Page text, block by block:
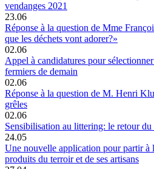
vendanges 2021
23.06
Réponse à la question de Mme
que les déchets vont adorer?»
02.06
Appel à candidatures pour
fermiers de demain
02.06
Réponse à la question de M. Henri
grêles
02.06
Sensibilisation au littering: le retour
24.05
Une nouvelle application pour partir à
produits du terroir et de ses artisans